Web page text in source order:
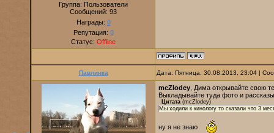
Группа: Пользователи
Сообщений: 93
Награды: 0
Репутация: 0
Статус: Offline
Павлинка Дата: Пятница, 30.08.2013, 23:04 |
mcZlodey , Дима открывайте свою
Выкладывайте туда фото и
Цитата (mcZlodey)
Мы ходили к кинологу то сказали что 3
ну я не знаю